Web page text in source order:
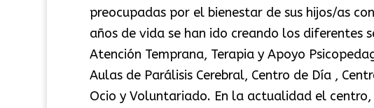
preocupadas por el bienestar de sus hijos/as
años de vida se han ido creando los diferentes
Atención Temprana, Terapia y Apoyo
Aulas de Parálisis Cerebral, Centro de Día ,
Ocio y Voluntariado. En la actualidad el